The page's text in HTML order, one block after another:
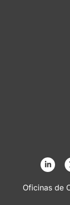
Oficinas de